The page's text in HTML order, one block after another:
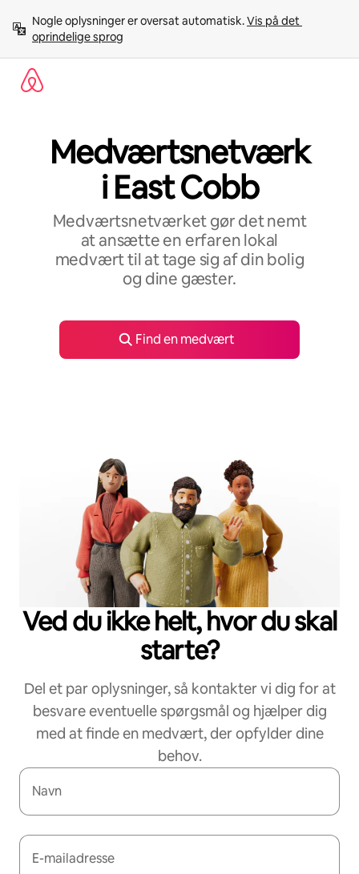
videre
indhold
Nogle oplysninger er oversat automatisk. Vis på det
oprindelige sprog
Medværtsnetværk
i East Cobb
Medværtsnetværket gør det nemt
at ansætte en erfaren lokal
medvært til at tage sig af din bolig
og dine gæster.
Find en medvært
Ved du ikke helt, hvor du skal
starte?
Del et par oplysninger, så kontakter vi dig for at
besvare eventuelle spørgsmål og hjælper dig
med at finde en medvært, der opfylder dine
behov.
Navn
E-mailadresse